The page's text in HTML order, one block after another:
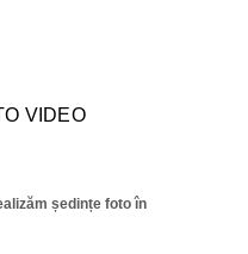
VIDEO
ședințe foto în